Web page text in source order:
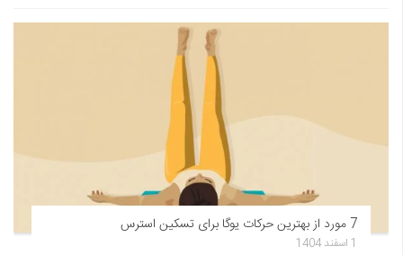
7 مورد از بهترین حرکات یوگا برای تسکین استرس
1 اسفند 1404